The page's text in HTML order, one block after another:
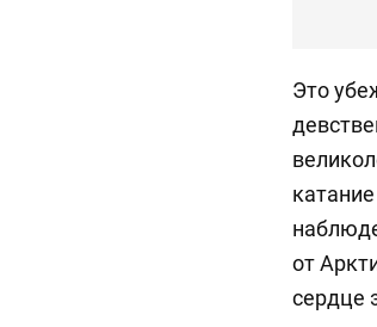
Это
от
сердце